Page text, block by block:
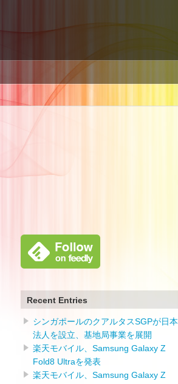
Recent Entries
シンガポールのクアルタスSGPが日本
法人を設立、基地局事業を展開
楽天モバイル、Samsung Galaxy Z
Fold8 Ultraを発表
楽天モバイル、Samsung Galaxy Z